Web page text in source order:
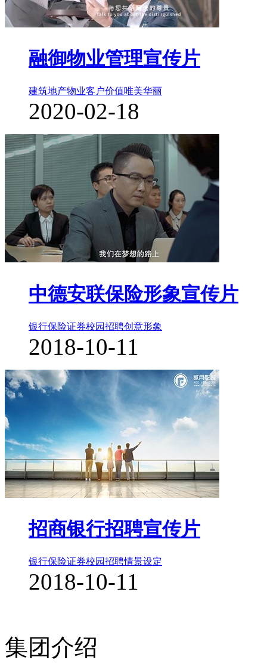
融御物业管理宣传片
建筑地产物业客户价值唯美华丽
2020-02-18
中德安联保险形象宣传片
银行保险证券校园招聘创意形象
2018-10-11
招商银行招聘宣传片
银行保险证券校园招聘情景设定
2018-10-11
集团介绍